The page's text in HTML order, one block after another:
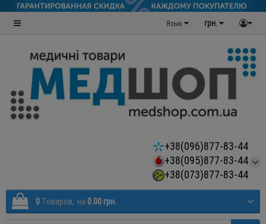
грн.
Язык
+38(096)877-83-44
+38(095)877-83-44
+38(073)877-83-44
0 Tоваров, на 0.00 грн.